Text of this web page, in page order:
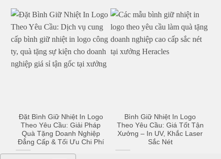
Đặt Bình Giữ Nhiệt In Logo
Theo Yêu Cầu: Giải Pháp
Quà Tặng Doanh Nghiệp
Đẳng Cấp & Tối Ưu Chi Phí
Bình Giữ Nhiệt In Logo
Theo Yêu Cầu: Giá Tốt Tận
Xưởng – In UV, Khắc Laser
Sắc Nét